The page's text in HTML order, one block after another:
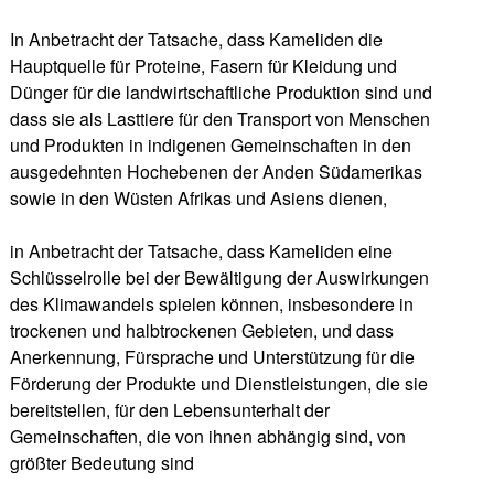
In Anbetracht der Tatsache, dass Kameliden die
Hauptquelle für Proteine, Fasern für Kleidung und
Dünger für die landwirtschaftliche Produktion sind und
dass sie als Lasttiere für den Transport von Menschen
und Produkten in indigenen Gemeinschaften in den
ausgedehnten Hochebenen der Anden Südamerikas
sowie in den Wüsten Afrikas und Asiens dienen,
in Anbetracht der Tatsache, dass Kameliden eine
Schlüsselrolle bei der Bewältigung der Auswirkungen
des Klimawandels spielen können, insbesondere in
trockenen und halbtrockenen Gebieten, und dass
Anerkennung, Fürsprache und Unterstützung für die
Förderung der Produkte und Dienstleistungen, die sie
bereitstellen, für den Lebensunterhalt der
Gemeinschaften, die von ihnen abhängig sind, von
größter Bedeutung sind